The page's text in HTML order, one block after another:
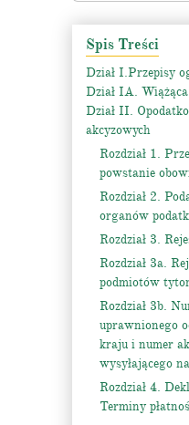
Spis Treści
Dział I.Przepisy
Dział IA.
Dział II.
akcyzowych
Rozdział 1.
powstanie
Rozdział 2.
organów
Rozdział 3.
Rozdział 3a.
podmiotów
Rozdział 3b.
uprawnionego
kraju i numer
wysyłającego
Rozdział 4.
Terminy